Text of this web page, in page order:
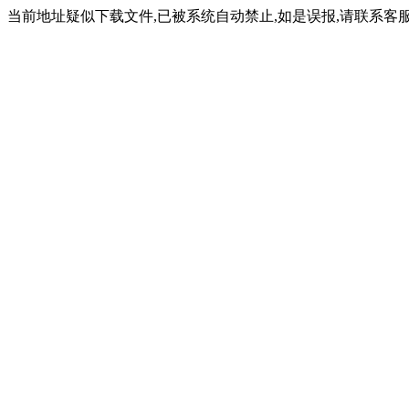
当前地址疑似下载文件,已被系统自动禁止,如是误报,请联系客